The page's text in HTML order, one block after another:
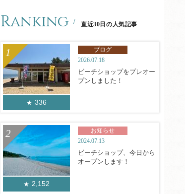
Ranking 直近30日の人気記事
336
ブログ
2026.07.18
ビーチショップをプレオー
プンしました！
2,152
お知らせ
2024.07.13
ビーチショップ、今日から
オープンします！